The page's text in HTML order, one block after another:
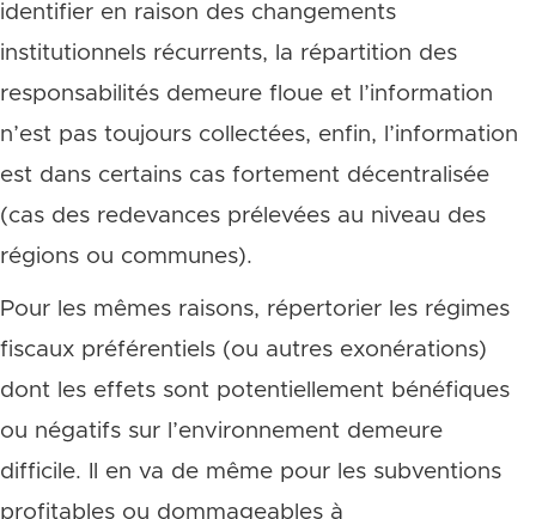
identifier en raison des changements
institutionnels récurrents, la répartition des
responsabilités demeure floue et l’information
n’est pas toujours collectées, enfin, l’information
est dans certains cas fortement décentralisée
(cas des redevances prélevées au niveau des
régions ou communes).
Pour les mêmes raisons, répertorier les régimes
fiscaux préférentiels (ou autres exonérations)
dont les effets sont potentiellement bénéfiques
ou négatifs sur l’environnement demeure
difficile. Il en va de même pour les subventions
profitables ou dommageables à